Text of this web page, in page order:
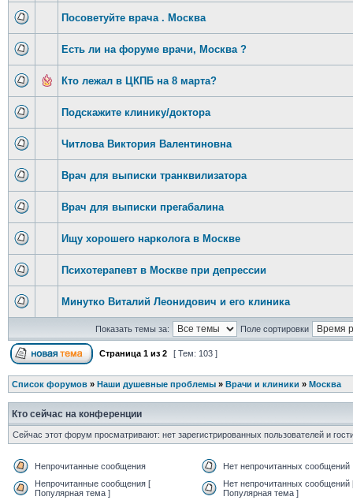
Посоветуйте врача . Москва
Есть ли на форуме врачи, Москва ?
Кто лежал в ЦКПБ на 8 марта?
Подскажите клинику/доктора
Читлова Виктория Валентиновна
Врач для выписки транквилизатора
Врач для выписки прегабалина
Ищу хорошего нарколога в Москве
Психотерапевт в Москве при депрессии
Минутко Виталий Леонидович и его клиника
Показать темы за: Поле сортировки
Страница 1из 2 [ Тем: 103 ]
Список форумов» Наши душевные проблемы» Врачи и клиники » Москва
Кто сейчас на конференции
Сейчас этот форум просматривают: нет зарегистрированных пользователей и
Непрочитанные сообщения
Нет непрочитанных сообщений
Непрочитанные сообщения [
Популярная тема ]
Нет непрочитанных сообщений
Популярная тема ]